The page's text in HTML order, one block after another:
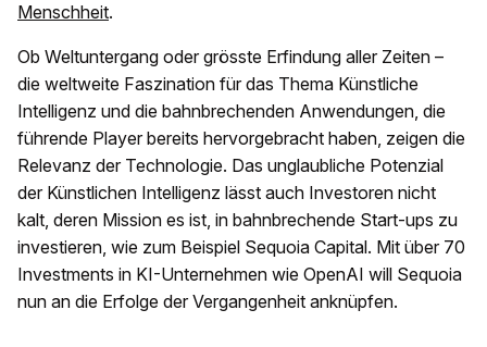
Menschheit.
Ob Weltuntergang oder grösste Erfindung aller Zeiten –
die weltweite Faszination für das Thema Künstliche
Intelligenz und die bahnbrechenden Anwendungen, die
führende Player bereits hervorgebracht haben, zeigen die
Relevanz der Technologie. Das unglaubliche Potenzial
der Künstlichen Intelligenz lässt auch Investoren nicht
kalt, deren Mission es ist, in bahnbrechende Start-ups zu
investieren, wie zum Beispiel Sequoia Capital. Mit über 70
Investments in KI-Unternehmen wie OpenAI will Sequoia
nun an die Erfolge der Vergangenheit anknüpfen.